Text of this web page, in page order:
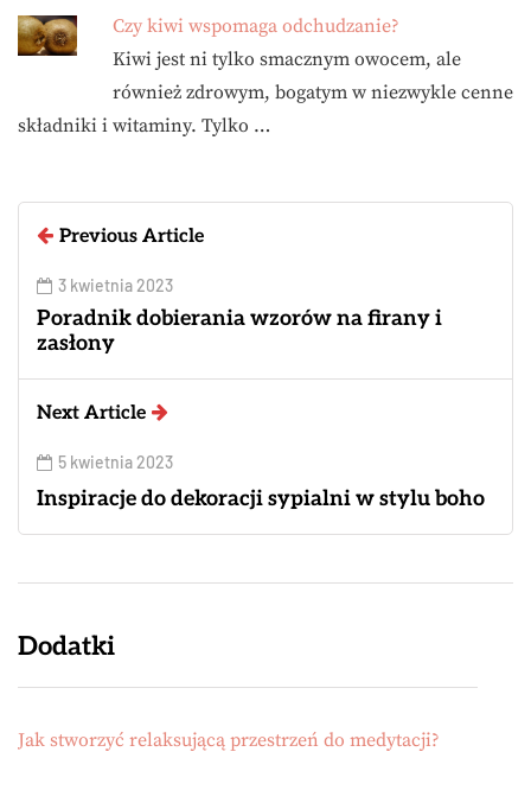
Czy kiwi wspomaga odchudzanie?
Kiwi jest ni tylko smacznym owocem, ale
również zdrowym, bogatym w niezwykle cenne
składniki i witaminy. Tylko …
Previous Article
3 kwietnia 2023
Poradnik dobierania wzorów na firany i
zasłony
Next Article
5 kwietnia 2023
Inspiracje do dekoracji sypialni w stylu boho
Dodatki
Jak stworzyć relaksującą przestrzeń do medytacji?